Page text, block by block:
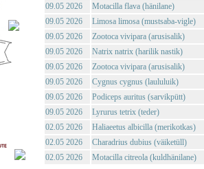
09.05 2026
Motacilla flava (hänilane)
09.05 2026
Limosa limosa (mustsaba-vigle)
09.05 2026
Zootoca vivipara (arusisalik)
09.05 2026
Natrix natrix (harilik nastik)
09.05 2026
Zootoca vivipara (arusisalik)
09.05 2026
Cygnus cygnus (laululuik)
09.05 2026
Podiceps auritus (sarvikpütt)
09.05 2026
Lyrurus tetrix (teder)
02.05 2026
Haliaeetus albicilla (merikotkas)
02.05 2026
Charadrius dubius (väiketüll)
02.05 2026
Motacilla citreola (kuldhänilane)